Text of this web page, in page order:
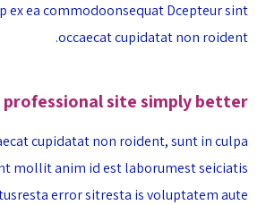
ex ea commodoonsequat Dcepteur sint
occaecat cupidatat non roident.
professional site simply better.
cupidatat non roident, sunt in culpa
mollit anim id est laborumest seiciatis
error sitresta is voluptatem aute